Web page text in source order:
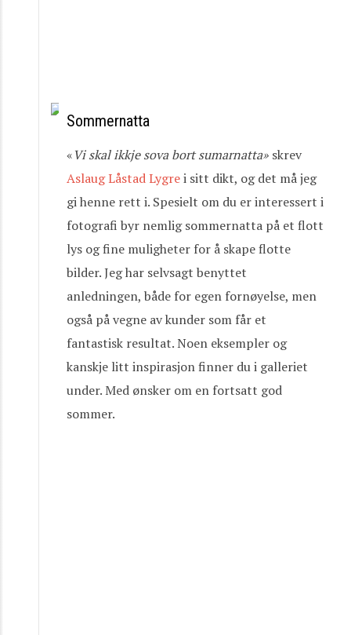
Sommernatta
«Viskalikkjesovabort sumarnatta» skrev
Aslaug Låstad Lygrei sitt dikt, og det må jeg
gi henne rett i. Spesielt om du er interessert i
fotografi byr nemlig sommernatta på et flott
lys og fine muligheter for å skape flotte
bilder. Jeg har selvsagt benyttet
anledningen, både for egen fornøyelse, men
også på vegne av kunder som får et
fantastisk resultat. Noen eksempler og
kanskje litt inspirasjon finner du i galleriet
under. Med ønsker om en fortsatt god
sommer.